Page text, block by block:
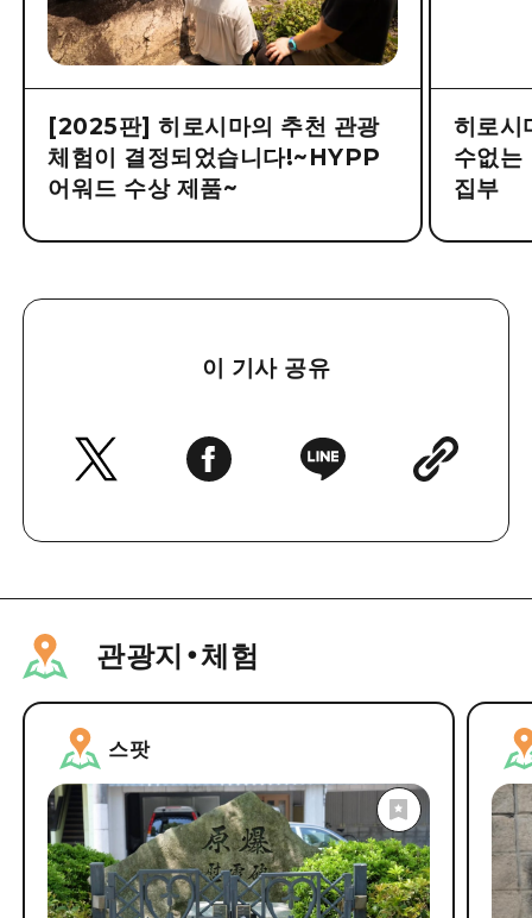
[2025판] 히로시마의 추천 관광
체험이 결정되었습니다!~HYPP
어워드 수상 제품~
히로시
수없
집부
이 기사 공유
관광지・체험
스팟